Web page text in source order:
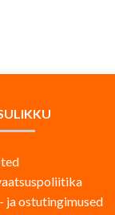
ja ostutingimused